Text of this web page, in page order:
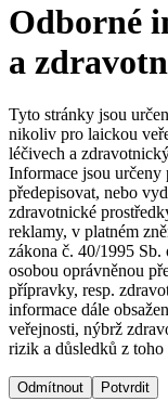
Řešení
Terapie
Dialyzační
B. Braun
svých
dozvíte na
Nabídky
Objevte své
práce​ pro
Kontakt
Odpovědnost
Média
Kontakt
Odborné
a
Tyto stránky jsou
nikoliv pro laickou
léčivech a
Informace jsou
předepisovat, nebo
zdravotnické
reklamy, v platném
zákona č. 40/1995
osobou oprávněnou
přípravky, resp.
informace dále
veřejnosti, nýbrž
rizik a důsledků z
Odmítnout Potvrdit